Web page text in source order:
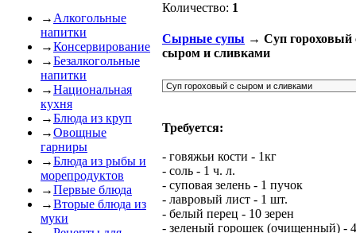
→ Алкогольные
напитки
→Консервирование
→Безалкогольные
напитки
→Национальная
кухня
→Блюда из круп
→Овощные
гарниры
→Блюда из рыбы и
морепродуктов
→Первые блюда
→Вторые блюда из
муки
Количество: 1
Сырные супы → Суп гороховый
сыром и сливками
Требуется:
- говяжьи кости - 1кг
- соль - 1 ч. л.
- суповая зелень - 1 пучок
- лавровый лист - 1 шт.
- белый перец - 10 зерен
- зеленый горошек (очищенный) -